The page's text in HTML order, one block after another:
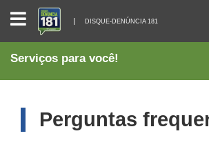
DISQUE-
DENÚNCIA
181
DISQUE-DENÚNCIA 181
Serviços para você!
Perguntas